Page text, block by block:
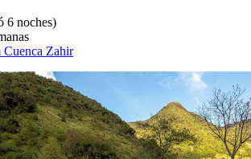
6 noches)
Zahir